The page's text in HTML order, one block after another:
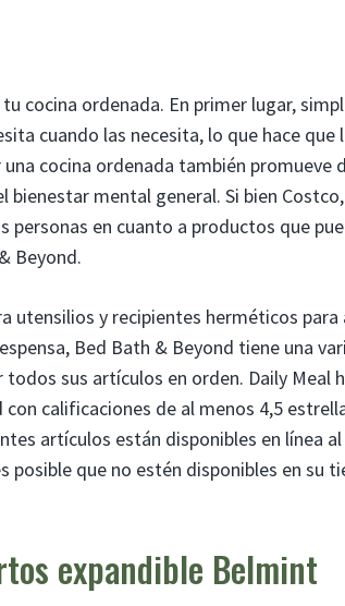
cocina ordenada. En primer lugar,
cuando las necesita, lo que hace que
cocina ordenada también promueve
mental general. Si bien
personas en cuanto a productos que
Beyond.
utensilios y recipientes herméticos
Bed Bath & Beyond tiene una
sus artículos en orden. Daily Meal
calificaciones de al menos 4,5
artículos están disponibles en línea
posible que no estén disponibles en su
expandible Belmint